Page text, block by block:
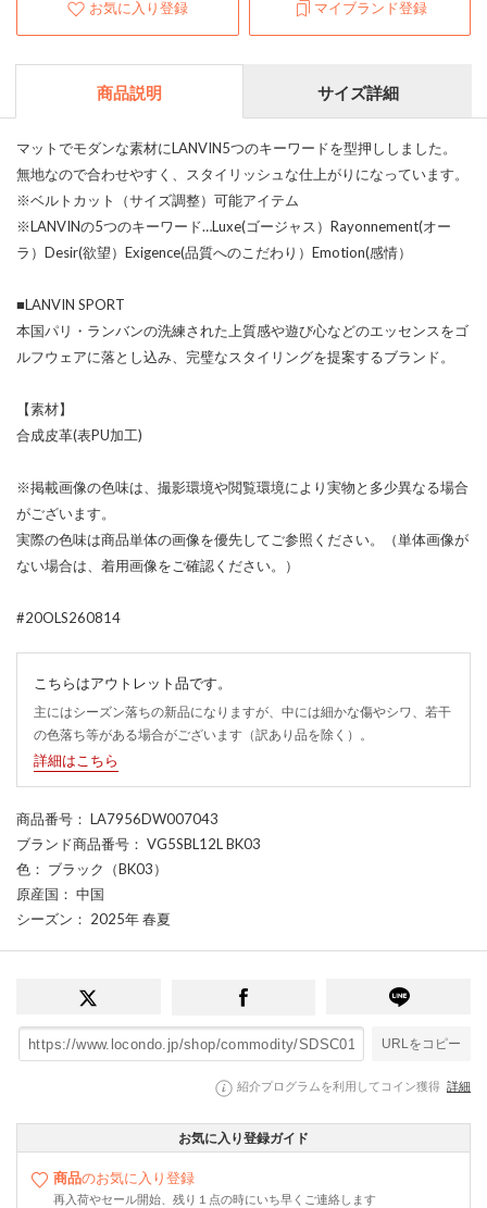
お気に入り登録 マイブランド登録
商品説明 サイズ詳細
マットでモダンな素材にLANVIN5つのキーワードを型押ししました。
無地なので合わせやすく、スタイリッシュな仕上がりになっています。
※ベルトカット（サイズ調整）可能アイテム
※LANVINの5つのキーワード…Luxe(ゴージャス）Rayonnement(オー
ラ）Desir(欲望）Exigence(品質へのこだわり）Emotion(感情）
■LANVIN SPORT
本国パリ・ランバンの洗練された上質感や遊び心などのエッセンスをゴ
ルフウェアに落とし込み、完璧なスタイリングを提案するブランド。
【素材】
合成皮革(表PU加工)
※掲載画像の色味は、撮影環境や閲覧環境により実物と多少異なる場合
がございます。
実際の色味は商品単体の画像を優先してご参照ください。（単体画像が
ない場合は、着用画像をご確認ください。）
#20OLS260814
こちらはアウトレット品です。
主にはシーズン落ちの新品になりますが、中には細かな傷やシワ、若干
の色落ち等がある場合がございます（訳あり品を除く）。
詳細はこちら
商品番号 ： LA7956DW007043
ブランド商品番号 ： VG5SBL12L BK03
色 ： ブラック（BK03）
原産国 ： 中国
シーズン ： 2025年 春夏
URLをコピー
紹介プログラムを利用してコイン獲得 詳細
お気に入り登録ガイド
商品のお気に入り登録
再入荷やセール開始、残り１点の時にいち早くご連絡します